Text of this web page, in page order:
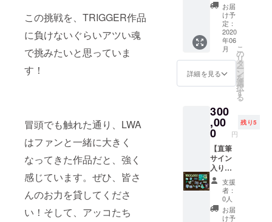
この挑戦を、TRIGGER作品
に負けないぐらいアツい魂
で挑みたいと思っていま
す！
冒頭でも触れた通り、LWA
はファンと一緒に大きく
なってきた作品だと、強く
感じています。ぜひ、皆さ
んのお力を貸してくださ
い！そして、アッコたち
パッ
ケー
ジ」は
クラウ
ドファ
ンディ
ング限
定デザ
インの
ク入り
ゲーム
パッ
ケージ
です。
※記載し
て欲し
いお名
前を備
考欄に
記入し
てくだ
・限定
ゲーム
内アイ
テム
セット
（クラ
ファン
ディン
ラメイ
クパー
ツと魔
法のホ
ウキ）
クラウ
ドファ
ンディ
ング限
定の
ゲーム
スター
風タペ
スト
リー
（A2サ
イズ）
ジナルT
シャツ
イズ）
・限定
ゲーム
内アイ
テム
セット
（クラ
ウド
ファン
ディン
グ限定
のキャ
ユー
ザー
ネーム
の限定
装飾と
ホウキ
の軌跡
に特別
・シャ
リオポ
スター
風タペ
スト
リー
（A2サ
イズ）
・オリ
ジナルT
シャツ
（フ
ジナル
ゲーム
パッ
ケージ
・オリ
ジナル
ステッ
カー ・
ターの
証セッ
ト
（ゲー
ム内で
表示さ
れる
ユー
ザー
ネーム
の限定
装飾と
ポスト
カード
セット
（2種）
・デジ
タルサ
ウンド
トラッ
ク ・デ
ジタル
料集
（A4：
20-30
ペー
ジ） ・
ゲーム
オープ
ニング
映像先
行配信
・ディ
スク入
「LWA
VR」DL
キー ・
オリジ
ナルデ
スク
トップ
壁紙 ・
加藤オ
ズワル
製サイ
ン入り
コンセ
プト
アート
ポスト
カード
セット
（2種）
・デジ
タルサ
ウンド
お届
け予
定：
2020
年06
月
詳細を見る
こ
の
リ
タ
ー
ン
を
選
択
す
る
300
,00
0 円
残り5
【直筆
サイン
入り特
大コン
セプト
アート
コー
ス】 ・
支援
者：
0人
お届
け予